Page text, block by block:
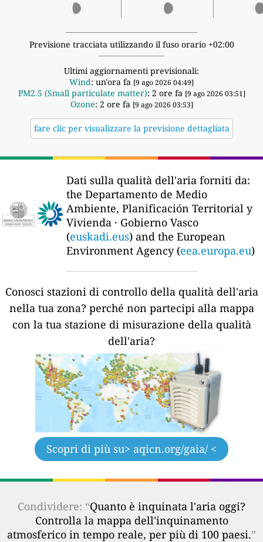
Previsione tracciata utilizzando il fuso orario +02:00
Ultimi aggiornamenti previsionali:
Wind: un'ora fa [9 ago 2026 04:49]
PM2.5 (Small particulate matter): 2 ore fa [9 ago 2026 03:51]
Ozone: 2 ore fa [9 ago 2026 03:53]
fare clic per visualizzare la previsione dettagliata
Dati sulla qualità dell'aria forniti da:
the Departamento de Medio
Ambiente, Planificación Territorial y
Vivienda · Gobierno Vasco
(euskadi.eus) and the European
Environment Agency (eea.europa.eu)
Conosci stazioni di controllo della qualità dell'aria
nella tua zona? perché non partecipi alla mappa
con la tua stazione di misurazione della qualità
dell'aria?
Scopri di più su> aqicn.org/gaia/ <
Condividere: “Quanto è inquinata l'aria oggi?
Controlla la mappa dell'inquinamento
atmosferico in tempo reale, per più di 100 paesi.”